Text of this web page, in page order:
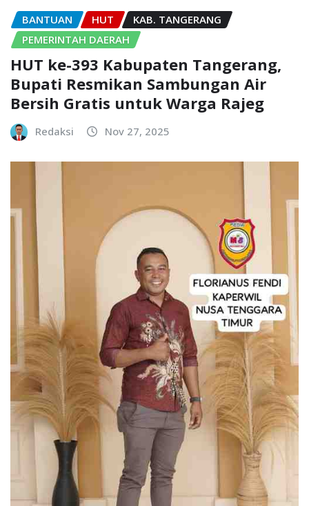
BANTUAN HUT
KAB. TANGERANG
PEMERINTAH DAERAH
HUT ke-393 Kabupaten Tangerang,
Bupati Resmikan Sambungan Air
Bersih Gratis untuk Warga Rajeg
Redaksi Nov 27, 2025